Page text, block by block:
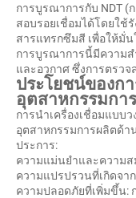
การบูรณาการกับ NDT (
สอบรอยเชื่อมได้โดยใช้
สารแทรกซึมสี เพื่อให้มั่
การบูรณาการนี้มีความ
และอวกาศ ซึ่งการตรว
ประโยชน์ของก
อุตสาหกรรมกา
การนำเครื่องเชื่อมแบบ
อุตสาหกรรมการผลิตด้า
ประการ:
ความแม่นยำและความ
ความแปรปรวนที่เกิดจา
ความปลอดภัยที่เพิ่มขึ้น: